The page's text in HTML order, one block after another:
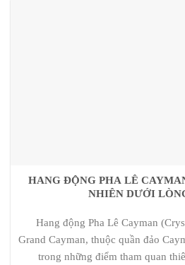
HANG ĐỘNG PHA LÊ
NHIÊN DƯỚI
Hang động Pha Lê Cayman
Grand Cayman, thuộc quần đảo
trong những điểm tham quan